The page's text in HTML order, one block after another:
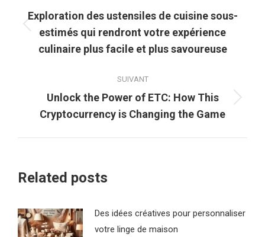
article
Article
précédent
Exploration des ustensiles de cuisine sous-
estimés qui rendront votre expérience
culinaire plus facile et plus savoureuse
SUIVANT
Article
suivant
:
Unlock the Power of ETC: How This
Cryptocurrency is Changing the Game
Related posts
Des idées créatives pour personnaliser
votre linge de maison